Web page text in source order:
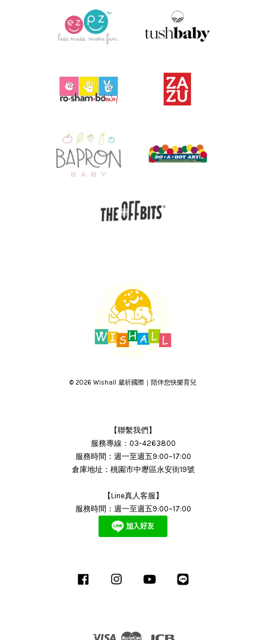
© 2026 Wishall 葳祈國際｜陪伴您快樂育兒
【聯繫我們】
服務專線：03-4263800
服務時間：週一至週五9:00~17:00
倉庫地址：桃園市中壢區永安街19號
【Line真人客服】
服務時間：週一至週五9:00~17:00
Facebook Instagram YouTube
Visa Master